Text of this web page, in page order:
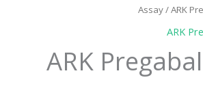
Assay/ ARK
ARK
ARK